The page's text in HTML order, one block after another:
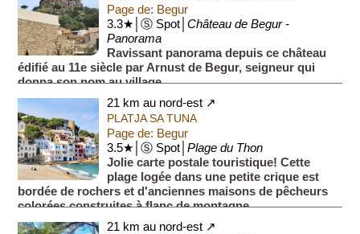
Page de: Begur
3.3★│Ⓢ Spot│Château de Begur -
Panorama
Ravissant panorama depuis ce château
édifié au 11e siècle par Arnust de Begur, seigneur qui
donna son nom au village.
Le château est situé à une hauteur d'environ 60 mètres par
rapport au centre...
21 km au nord-est ↗
PLATJA SA TUNA
Page de: Begur
3.5★│Ⓢ Spot│Plage du Thon
Jolie carte postale touristique! Cette
plage logée dans une petite crique est
bordée de rochers et d'anciennes maisons de pêcheurs
colorées construites à flanc de montagne.
Une poignée de resta...21 km au nord-est ↗